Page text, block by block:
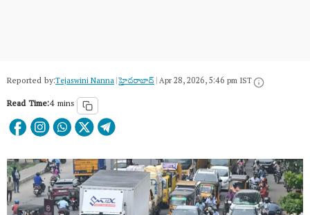
Reported by:Tejaswini Nanna|హైదరాబాద్​|Apr 28, 2026, 5:46 pm IST
Read Time:4 mins